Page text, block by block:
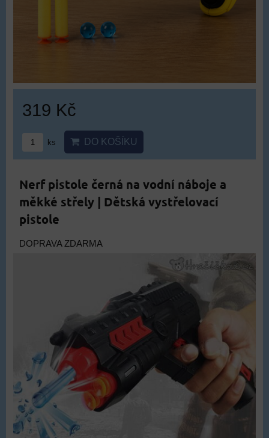
319 Kč
ks DO KOŠÍKU
Nerf pistole černá na vodní náboje a
měkké střely | Dětská vystřelovací
pistole
DOPRAVA ZDARMA